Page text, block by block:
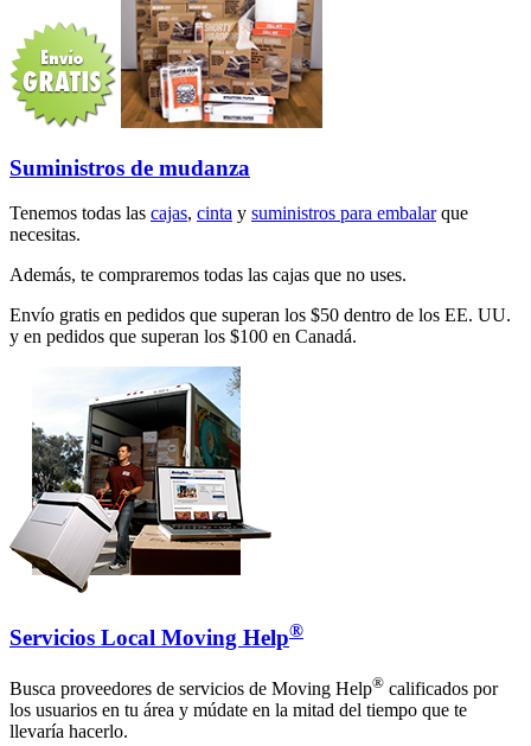
Suministros de mudanza
Tenemos todas las cajas, cinta y suministros para embalarque
necesitas.
Además, te compraremos todas las cajas que no uses.
Envío gratis en pedidos que superan los $50 dentro de los EE. UU.
y en pedidos que superan los $100 en Canadá.
Servicios Local Moving Help®
Busca proveedores de servicios de Moving Help® calificados por
los usuarios en tu área y múdate en la mitad del tiempo que te
llevaría hacerlo.